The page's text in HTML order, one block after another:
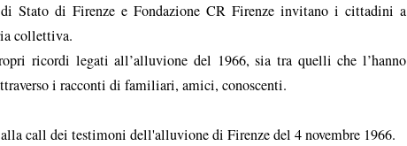
Stato di Firenze e Fondazione CR Firenze invitano i cittadini a
collettiva.
ricordi legati all’alluvione del 1966, sia tra quelli che l’hanno
i racconti di familiari, amici, conoscenti.
call dei testimoni dell'alluvione di Firenze del 4 novembre 1966.